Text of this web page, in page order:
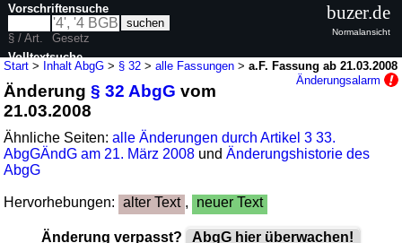
Start > Inhalt AbgG > § 32 >alle Fassungen >a.F. Fassung ab 21.03.2008
Änderungsalarm
Änderung§ 32 AbgG vom
21.03.2008
Ähnliche Seiten:alle Änderungen durch Artikel 3 33.
AbgGÄndG am 21. März 2008 undÄnderungshistorie des
AbgG
Hervorhebungen: alter Text , neuer Text
Änderung verpasst? AbgG hier überwachen!
Vorschriftensuche
§ / Art.
Gesetz
Volltextsuche
nur in AbgG
buzer.de
Normalansicht